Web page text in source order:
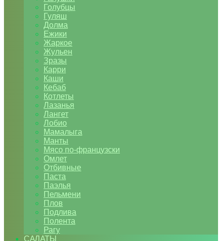
Голубцы
Гуляш
Долма
Ежики
Жаркое
Жульен
Зразы
Карри
Каши
Кебаб
Котлеты
Лазанья
Лангет
Лобио
Мамалыга
Манты
Мясо по-французски
Омлет
Отбивные
Паста
Паэлья
Пельмени
Плов
Подлива
Полента
Рагу
САЛАТЫ